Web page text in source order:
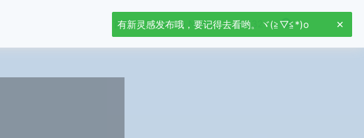
首页 Jetson Nano stm32
有新灵感发布哦，要记得去看哟。ヾ(≧▽≦*)o